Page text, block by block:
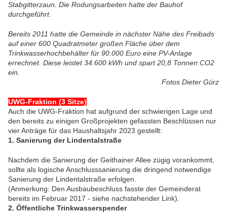
Stabgitterzaun. Die Rodungsarbeiten hatte der Bauhof
durchgeführt.
Bereits 2011 hatte die Gemeinde in nächster Nähe des Freibads
auf einer 600 Quadratmeter großen Fläche über dem
Trinkwasserhochbehälter für 90.000 Euro eine PV-Anlage
errechnet. Diese leistet 34.600 kWh und spart 20,8 Tonnen CO2
ein.
Fotos Dieter Gürz
UWG-Fraktion (3 Sitze)
Auch die UWG-Fraktion hat aufgrund der schwierigen Lage und
den bereits zu einigen Großprojekten gefassten Beschlüssen nur
vier Anträge für das Haushaltsjahr 2023 gestellt:
1. Sanierung der Lindentalstraße
Nachdem die Sanierung der Geithainer Allee zügig vorankommt,
sollte als logische Anschlusssanierung die dringend notwendige
Sanierung der Lindentalstraße erfolgen.
(Anmerkung: Den Ausbaubeschluss fasste der Gemeinderat
bereits im Februar 2017 - siehe nachstehender Link).
2. Öffentliche Trinkwasserspender